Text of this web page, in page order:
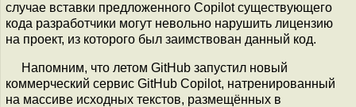
случае вставки предложенного Copilot существующего
кода разработчики могут невольно нарушить лицензию
на проект, из которого был заимствован данный код.
Напомним, что летом GitHub запустил новый
коммерческий сервис GitHub Copilot, натренированный
на массиве исходных текстов, размещённых в